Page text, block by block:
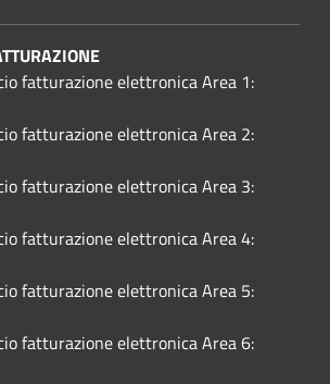
fatturazione elettronica Area 1:
fatturazione elettronica Area 2:
fatturazione elettronica Area 3:
fatturazione elettronica Area 4:
fatturazione elettronica Area 5:
fatturazione elettronica Area 6: